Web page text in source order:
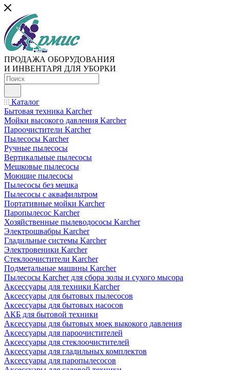
ПРОДАЖА ОБОРУДОВАНИЯ
И ИНВЕНТАРЯ ДЛЯ УБОРКИ
Каталог
Бытовая техника Karcher
Мойки высокого давления Karcher
Пароочистители Karcher
Пылесосы Karcher
Ручные пылесосы
Вертикальные пылесосы
Мешковые пылесосы
Моющие пылесосы
Пылесосы без мешка
Пылесосы с аквафильтром
Портативные мойки Karcher
Паропылесос Karcher
Хозяйственные пылеводососы Karcher
Электрошвабры Karcher
Гладильные системы Karcher
Электровеники Karcher
Стеклоочистители Karcher
Подметальные машины Karcher
Пылесосы Karcher для сбора золы и сухого мысора
Аксессуары для техники Karcher
Аксессуары для бытовых пылесосов
Аксессуары для бытовых насосов
АКБ для бытовой техники
Аксессуары для бытовых моек выкокого давления
Аксессуары для пароочистителей
Аксессуары для стеклоочистителей
Аксессуары для гладильных комплектов
Аксессуары для паропылесосов